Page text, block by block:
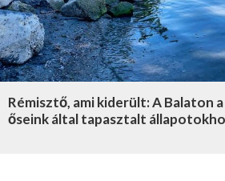
Rémisztő, ami kiderült: A Balaton
őseink által tapasztalt